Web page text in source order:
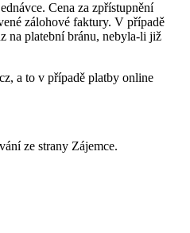
Cena za zpřístupnění
zálohové faktury. V případě
na platební bránu, nebyla-li již
a to v případě platby online
ze strany Zájemce.